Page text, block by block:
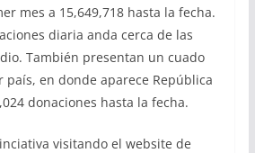
mes a 15,649,718 hasta la fecha.
diaria anda cerca de las
También presentan un cuado
país, en donde aparece República
donaciones hasta la fecha.
visitando el website de